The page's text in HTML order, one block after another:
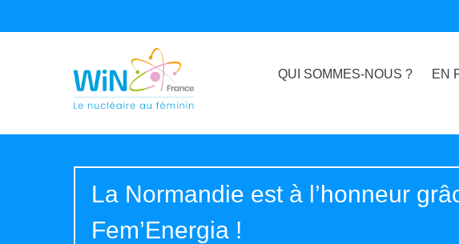
QUI SOMMES-NOUS ? EN
La Normandie est à l’honneur
Fem’Energia !